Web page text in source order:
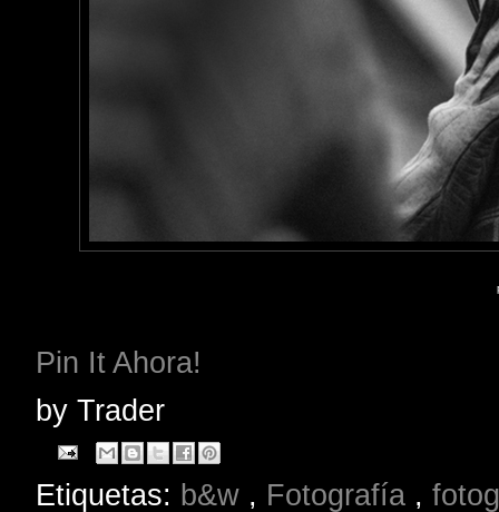
Pin It Ahora!
by Trader
Etiquetas: b&w , Fotografía ,